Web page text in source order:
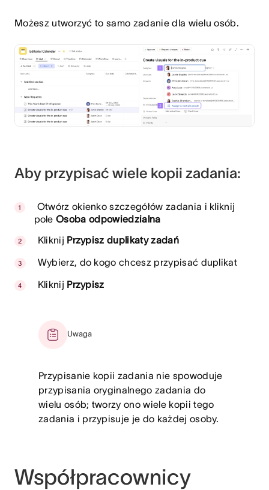
Możesz utworzyć to samo zadanie dla wielu osób.
Aby przypisać wiele kopii zadania:
Otwórz okienko szczegółów zadania i kliknij
poleOsoba odpowiedzialna
Kliknij Przypisz duplikaty zadań
Wybierz, do kogo chcesz przypisać duplikat
Kliknij Przypisz
Uwaga
Przypisanie kopii zadania nie spowoduje
przypisania oryginalnego zadania do
wielu osób; tworzy ono wiele kopii tego
zadania i przypisuje je do każdej osoby.
Współpracownicy